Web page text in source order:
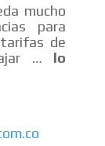
mucho
para
de
… lo